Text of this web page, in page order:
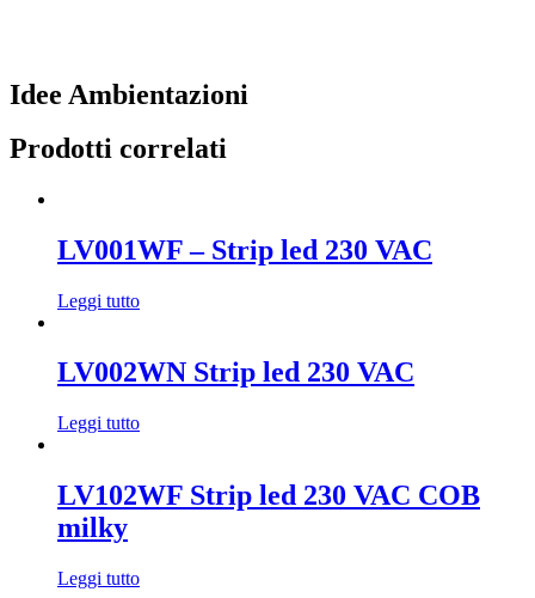
Idee Ambientazioni
Prodotti correlati
LV001WF – Strip led 230 VAC
Leggi tutto
LV002WN Strip led 230 VAC
Leggi tutto
LV102WF Strip led 230 VAC COB
milky
Leggi tutto